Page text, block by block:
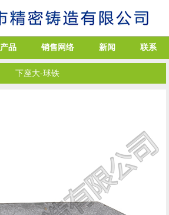
产品 销售网络 新闻 联系
下座大-球铁